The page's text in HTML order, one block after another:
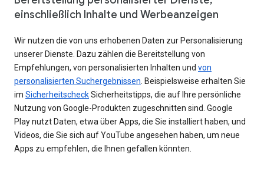
einschließlich Inhalte und Werbeanzeigen
Wir nutzen die von uns erhobenen Daten zur Personalisierung
unserer Dienste. Dazu zählen die Bereitstellung von
Empfehlungen, von personalisierten Inhalten und von
personalisierten Suchergebnissen . Beispielsweise erhalten Sie
im SicherheitscheckSicherheitstipps, die auf Ihre persönliche
Nutzung von Google-Produkten zugeschnitten sind. Google
Play nutzt Daten, etwa über Apps, die Sie installiert haben, und
Videos, die Sie sich auf YouTube angesehen haben, um neue
Apps zu empfehlen, die Ihnen gefallen könnten.